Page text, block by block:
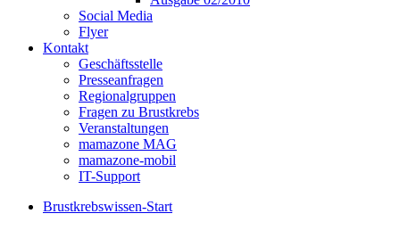
Social Media
Flyer
Kontakt
Geschäftsstelle
Presseanfragen
Regionalgruppen
Fragen zu Brustkrebs
Veranstaltungen
mamazone MAG
mamazone-mobil
IT-Support
Brustkrebswissen-Start